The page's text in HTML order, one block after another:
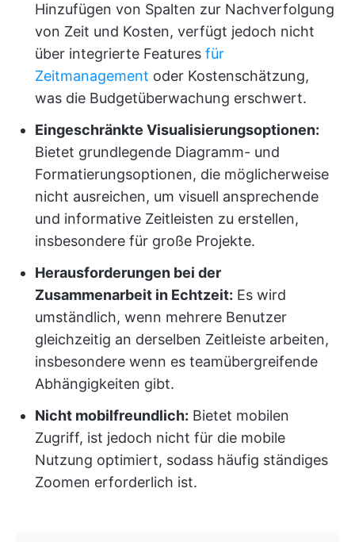
Hinzufügen von Spalten zur Nachverfolgung
von Zeit und Kosten, verfügt jedoch nicht
über integrierte Features für
Zeitmanagement oder Kostenschätzung,
was die Budgetüberwachung erschwert.
Eingeschränkte Visualisierungsoptionen:
Bietet grundlegende Diagramm- und
Formatierungsoptionen, die möglicherweise
nicht ausreichen, um visuell ansprechende
und informative Zeitleisten zu erstellen,
insbesondere für große Projekte.
Herausforderungen bei der
Zusammenarbeit in Echtzeit: Es wird
umständlich, wenn mehrere Benutzer
gleichzeitig an derselben Zeitleiste arbeiten,
insbesondere wenn es teamübergreifende
Abhängigkeiten gibt.
Nicht mobilfreundlich: Bietet mobilen
Zugriff, ist jedoch nicht für die mobile
Nutzung optimiert, sodass häufig ständiges
Zoomen erforderlich ist.